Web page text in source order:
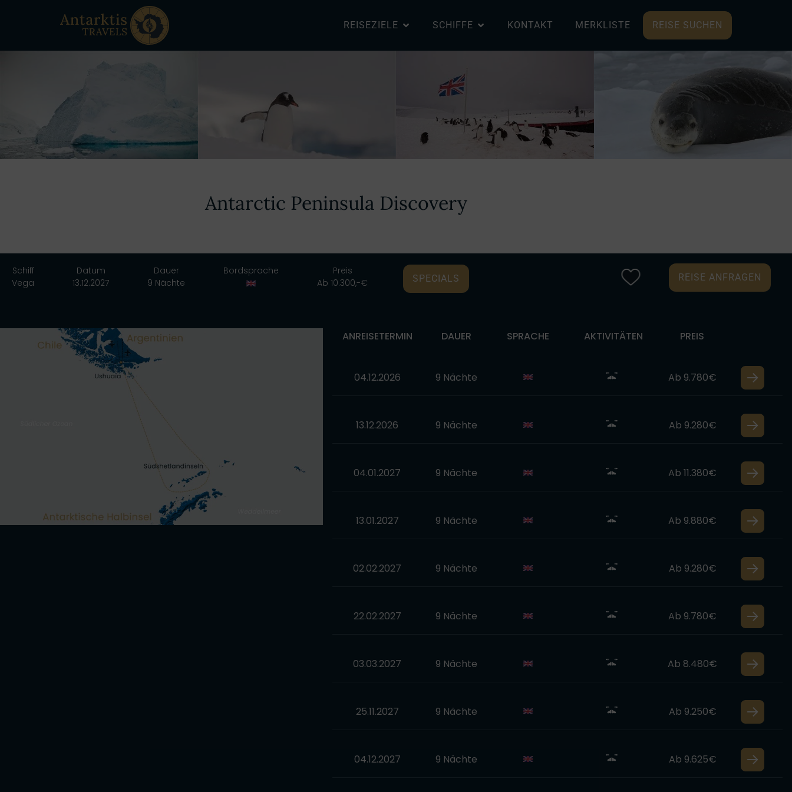
REISEZIELE SCHIFFE KONTAKT MERKLISTE REISE SUCHEN
Antarctic Peninsula Discovery
Schiff
Vega
Datum
13.12.2027
Dauer
9 Nächte
Bordsprache
Preis
Ab 10.300,-€
SPECIALS REISE ANFRAGEN
ANREISETERMIN DAUER SPRACHE AKTIVITÄTEN PREIS
04.12.2026 9 Nächte Ab 9.780€
13.12.2026 9 Nächte Ab 9.280€
04.01.2027 9 Nächte Ab 11.380€
13.01.2027 9 Nächte Ab 9.880€
02.02.2027 9 Nächte Ab 9.280€
22.02.2027 9 Nächte Ab 9.780€
03.03.2027 9 Nächte Ab 8.480€
25.11.2027 9 Nächte Ab 9.250€
04.12.2027 9 Nächte Ab 9.625€